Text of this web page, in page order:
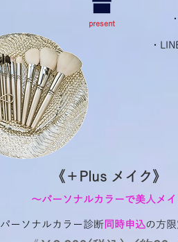
《＋Plus メイク》​
～パーソナルカラーで美人メ
パーソナルカラー診断 同時申込の方
​present
・